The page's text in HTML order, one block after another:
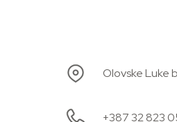
Olovske Luke
+387 32 823